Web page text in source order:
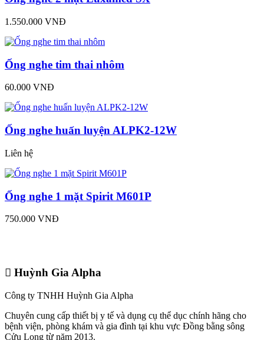
1.550.000 VNĐ
Ống nghe tim thai nhôm
60.000 VNĐ
Ống nghe huấn luyện ALPK2-12W
Liên hệ
Ống nghe 1 mặt Spirit M601P
750.000 VNĐ
Huỳnh Gia Alpha
Công ty TNHH Huỳnh Gia Alpha
Chuyên cung cấp thiết bị y tế và dụng cụ thể dục chính hãng cho
bệnh viện, phòng khám và gia đình tại khu vực Đồng bằng sông
Cửu Long từ năm 2013.